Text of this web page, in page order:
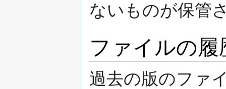
ないものが保管
ファイルの履
過去の版のファ